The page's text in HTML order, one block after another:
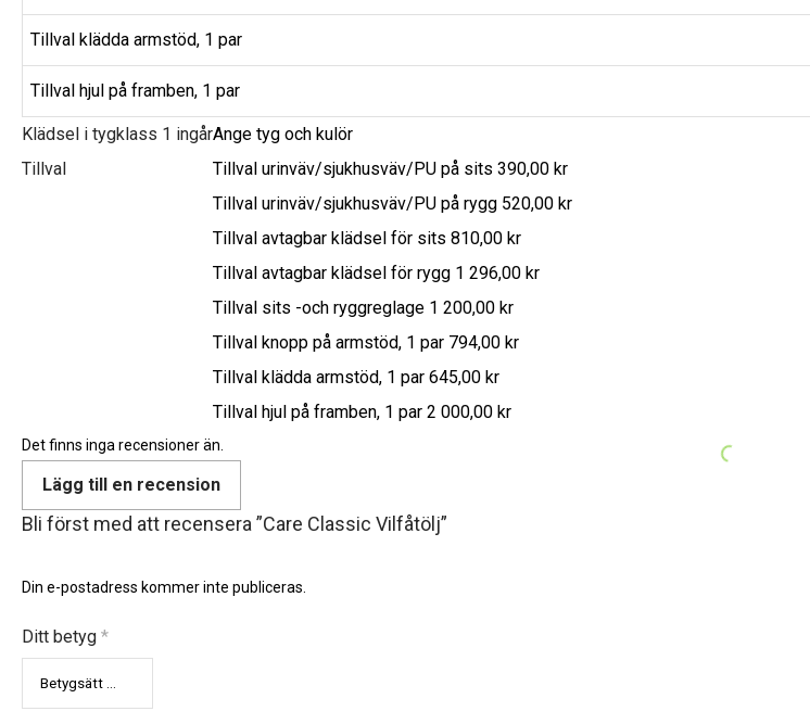
Tillval klädda armstöd, 1 par
Tillval hjul på framben, 1 par
Klädsel i tygklass 1 ingårAnge tyg och kulör
Tillval
Tillval urinväv/sjukhusväv/PU på sits 390,00 kr
Tillval urinväv/sjukhusväv/PU på rygg 520,00 kr
Tillval avtagbar klädsel för sits 810,00 kr
Tillval avtagbar klädsel för rygg 1 296,00 kr
Tillval sits -och ryggreglage 1 200,00 kr
Tillval knopp på armstöd, 1 par 794,00 kr
Tillval klädda armstöd, 1 par 645,00 kr
Tillval hjul på framben, 1 par 2 000,00 kr
Det finns inga recensioner än.
Lägg till en recension
Bli först med att recensera ”Care Classic Vilfåtölj”
Din e-postadress kommer inte publiceras.
Ditt betyg *